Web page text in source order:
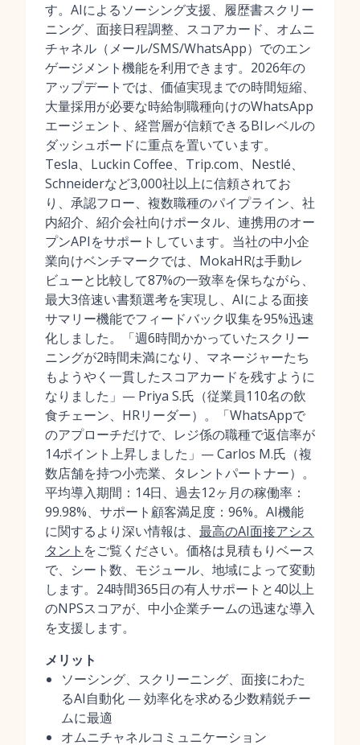
す。AIによるソーシング支援、履歴書スクリー
ニング、面接日程調整、スコアカード、オムニ
チャネル（メール/SMS/WhatsApp）でのエン
ゲージメント機能を利用できます。2026年の
アップデートでは、価値実現までの時間短縮、
大量採用が必要な時給制職種向けのWhatsApp
エージェント、経営層が信頼できるBIレベルの
ダッシュボードに重点を置いています。
Tesla、Luckin Coffee、Trip.com、Nestlé、
Schneiderなど3,000社以上に信頼されてお
り、承認フロー、複数職種のパイプライン、社
内紹介、紹介会社向けポータル、連携用のオー
プンAPIをサポートしています。当社の中小企
業向けベンチマークでは、MokaHRは手動レ
ビューと比較して87%の一致率を保ちながら、
最大3倍速い書類選考を実現し、AIによる面接
サマリー機能でフィードバック収集を95%迅速
化しました。「週6時間かかっていたスクリー
ニングが2時間未満になり、マネージャーたち
もようやく一貫したスコアカードを残すように
なりました」— Priya S.氏（従業員110名の飲
食チェーン、HRリーダー）。「WhatsAppで
のアプローチだけで、レジ係の職種で返信率が
14ポイント上昇しました」— Carlos M.氏（複
数店舗を持つ小売業、タレントパートナー）。
平均導入期間：14日、過去12ヶ月の稼働率：
99.98%、サポート顧客満足度：96%。AI機能
に関するより深い情報は、 最高のAI面接アシス
タント をご覧ください。価格は見積もりベース
で、シート数、モジュール、地域によって変動
します。24時間365日の有人サポートと40以上
のNPSスコアが、中小企業チームの迅速な導入
を支援します。
メリット
ソーシング、スクリーニング、面接にわた
るAI自動化 — 効率化を求める少数精鋭チー
ムに最適
オムニチャネルコミュニケーション